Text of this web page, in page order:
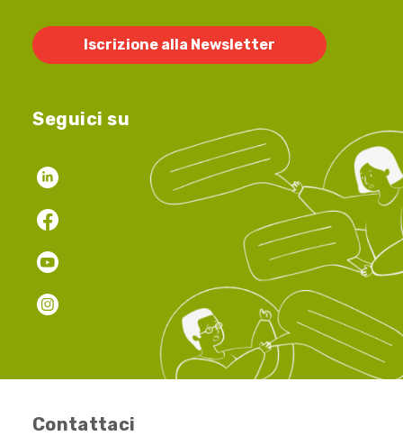
Iscrizione alla Newsletter
Seguici su
Contattaci